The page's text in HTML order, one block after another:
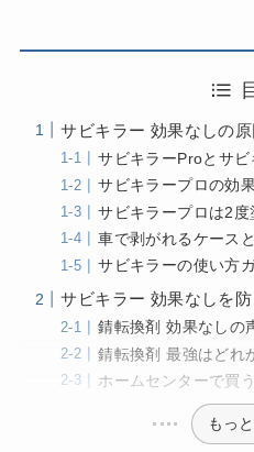
サビキラー 効果なしの原
サビキラーProとサ
サビキラープロの効
サビキラープロは2度
車で剥がれるケース
サビキラーの使い方
サビキラー 効果なしを
錆転換剤 効果なしの
錆転換剤 最強はどれ
ホームセンターで買
もっ